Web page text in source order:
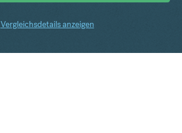
Vergleichsdetails anzeigen